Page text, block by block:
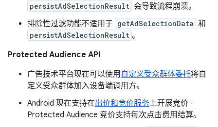
persistAdSelectionResult 会导致流程崩溃。
排除性过滤功能不适用于 getAdSelectionData 和
persistAdSelectionResult 。
Protected Audience API
广告技术平台现在可以使用 自定义受众群体委托将自
定义受众群体加入设备端调用方。
Android 现在支持在出价和竞价服务上开展竞价 -
Protected Audience 竞价支持每次点击费用结算。